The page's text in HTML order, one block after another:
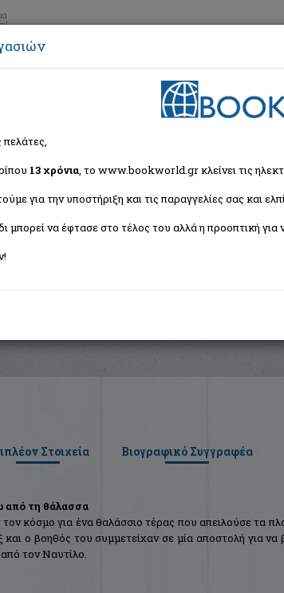
Παιδική και Εφηβική Λογοτεχνία
κάτω από τη θάλασσα
1905
Στοιχεία Βιογραφικό Συγγραφέα
από τη θάλασσα
κόσμο για ένα θαλάσσιο τέρας που απειλούσε τα
ο βοηθός του συμμετείχαν σε μία αποστολή για
τον Ναυτίλο.
πελάτες,
13 χρόνια, το www.bookworld.gr κλείνει τις
για την υποστήριξη και τις παραγγελίες σας και
μπορεί να έφτασε στο τέλος του αλλά η προοπτική για